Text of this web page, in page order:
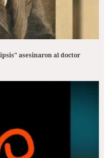
asesinaron al doctor